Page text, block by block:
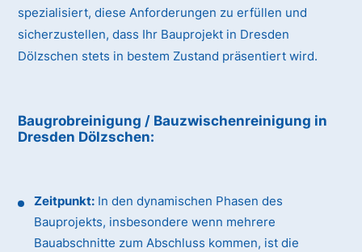
spezialisiert, diese Anforderungen zu erfüllen und
sicherzustellen, dass Ihr Bauprojekt in Dresden
Dölzschen stets in bestem Zustand präsentiert wird.
Baugrobreinigung / Bauzwischenreinigung in
Dresden Dölzschen:
Zeitpunkt: In den dynamischen Phasen des
Bauprojekts, insbesondere wenn mehrere
Bauabschnitte zum Abschluss kommen, ist die